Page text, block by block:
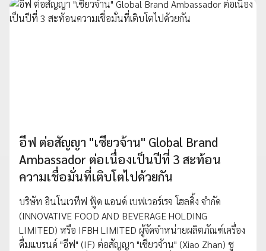
อีฟ ต่อสัญญา "เซียวจ้าน" Global Brand
Ambassador ต่อเนื่องเป็นปีที่ 3 สะท้อน
ความเชื่อมั่นที่เติบโตไปด้วยกัน
บริษัท อินโนเวทีฟ ฟู้ด แอนด์ เบฟเวอร์เรจ โฮลดิ้ง จำกัด
(INNOVATIVE FOOD AND BEVERAGE HOLDING
LIMITED) หรือ IFBH LIMITED ผู้จัดจำหน่ายผลิตภัณฑ์เครื่อง
ดื่มแบรนด์ "อีฟ" (IF) ต่อสัญญา "เซียวจ้าน" (Xiao Zhan) ซู